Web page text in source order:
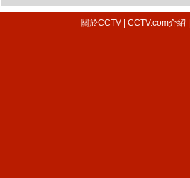
關於CCTV |CCTV.com介紹